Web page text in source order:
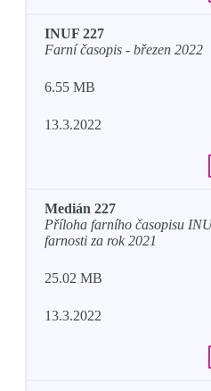
INUF 227
Farní časopis - březen 2022
6.55 MB
13.3.2022
Medián 227
Příloha farního časopisu
farnosti za rok 2021
25.02 MB
13.3.2022